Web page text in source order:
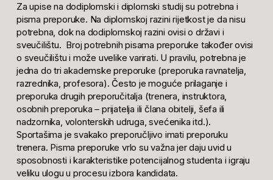
Za upise na dodiplomski i diplomski studij su potrebna i
pisma preporuke. Na diplomskoj razini rijetkost je da nisu
potrebna, dok na dodiplomskoj razini ovisi o državi i
sveučilištu. Broj potrebnih pisama preporuke također ovisi
o sveučilištu i može uvelike varirati. U pravilu, potrebna je
jedna do tri akademske preporuke (preporuka ravnatelja,
razrednika, profesora). Često je moguće prilaganje i
preporuka drugih preporučitalja (trenera, instruktora,
osobnih preporuka – prijatelja ili člana obitelji, šefa ili
nadzornika, volonterskih udruga, svećenika itd.).
Sportašima je svakako preporučljivo imati preporuku
trenera. Pisma preporuke vrlo su važna jer daju uvid u
sposobnosti i karakteristike potencijalnog studenta i igraju
veliku ulogu u procesu izbora kandidata.